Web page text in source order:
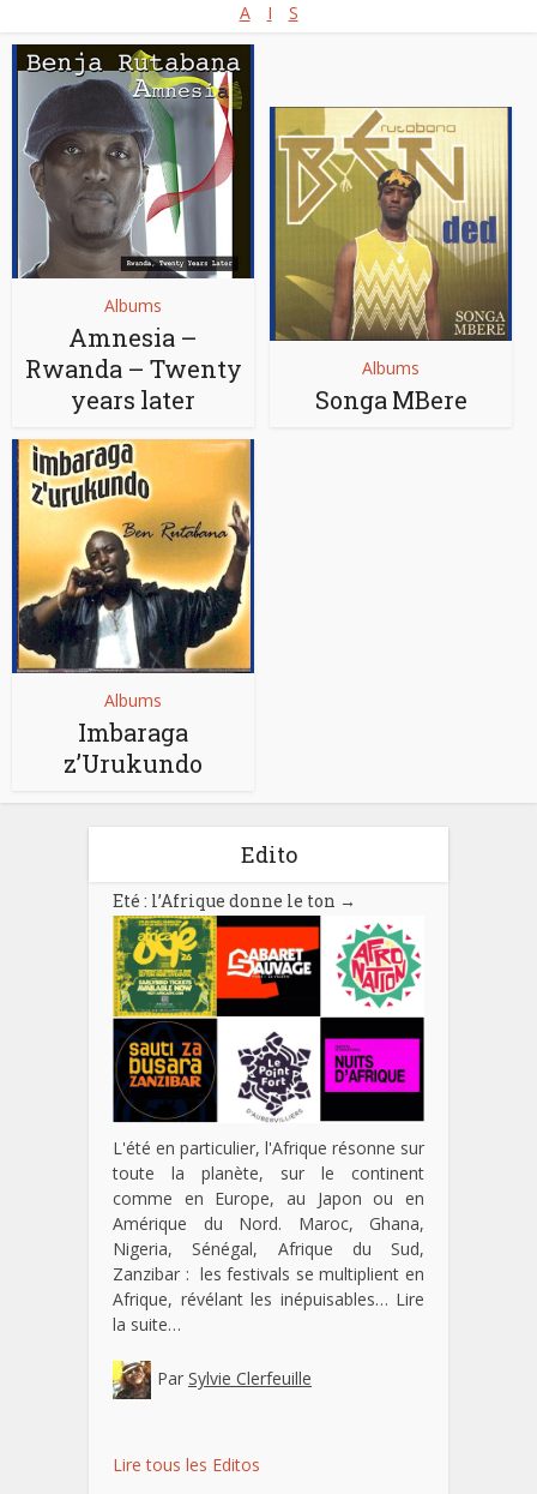
A I S
Albums
Amnesia –
Rwanda – Twenty
years later
Albums
Songa MBere
Albums
Imbaraga
z’Urukundo
Edito
Eté : l’Afrique donne le ton →
L'été en particulier, l'Afrique résonne sur
toute la planète, sur le continent
comme en Europe, au Japon ou en
Amérique du Nord. Maroc, Ghana,
Nigeria, Sénégal, Afrique du Sud,
Zanzibar : les festivals se multiplient en
Afrique, révélant les inépuisables… Lire
la suite…
Par Sylvie Clerfeuille
Lire tous les Editos